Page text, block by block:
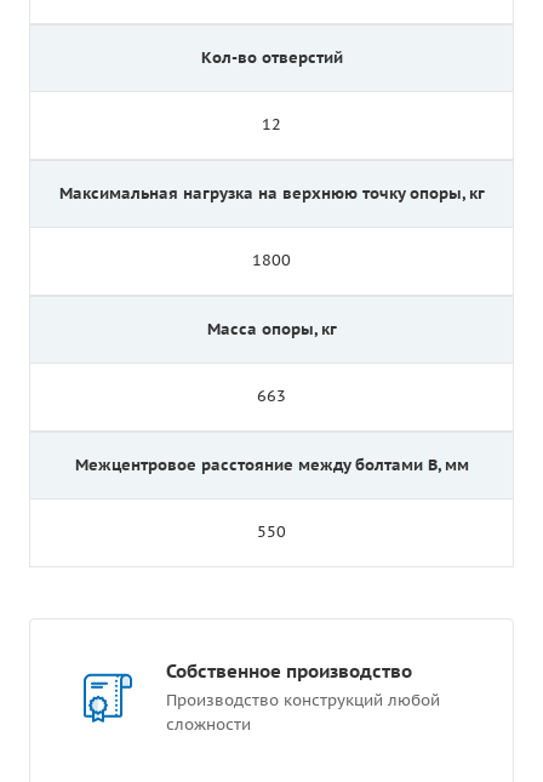
Кол-во отверстий
12
Максимальная нагрузка на верхнюю точку опоры, кг
1800
Масса опоры, кг
663
Межцентровое расстояние между болтами B, мм
550
Собственное производство
Производство конструкций любой
сложности